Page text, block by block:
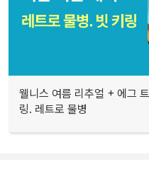
웰니스 여름 리추얼 + 에그
링. 레트로 물병